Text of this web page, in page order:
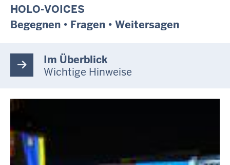
HOLO-VOICES
Begegnen • Fragen • Weitersagen
Im Überblick
Wichtige Hinweise